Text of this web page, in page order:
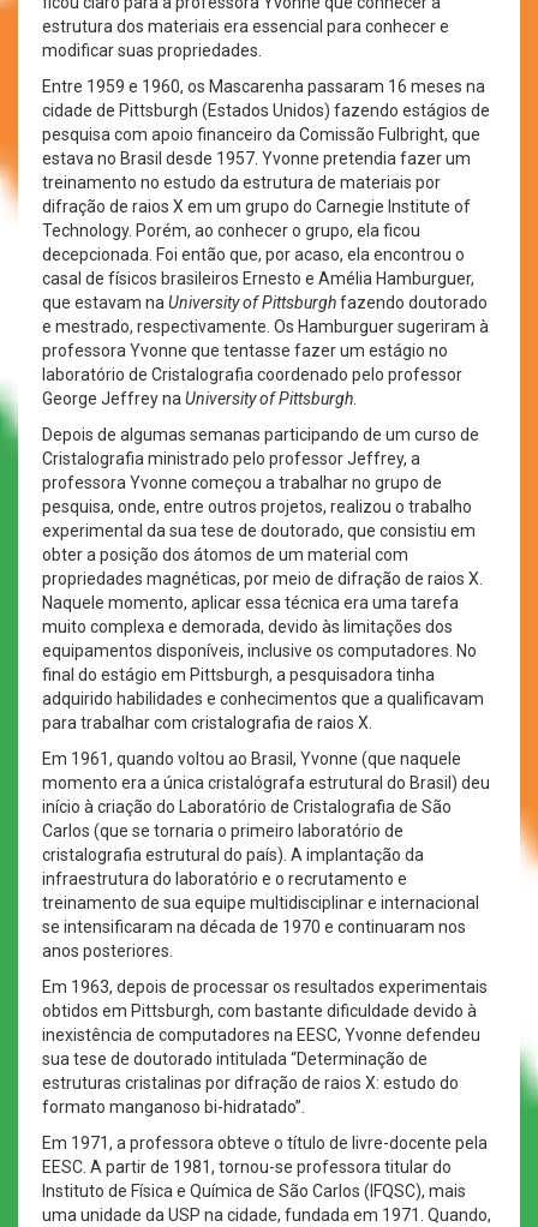
estrutura dos materiais era essencial para conhecer e
modificar suas propriedades.
Entre 1959 e 1960, os Mascarenha passaram 16 meses na
cidade de Pittsburgh (Estados Unidos) fazendo estágios de
pesquisa com apoio financeiro da Comissão Fulbright, que
estava no Brasil desde 1957. Yvonne pretendia fazer um
treinamento no estudo da estrutura de materiais por
difração de raios X em um grupo do Carnegie Institute of
Technology. Porém, ao conhecer o grupo, ela ficou
decepcionada. Foi então que, por acaso, ela encontrou o
casal de físicos brasileiros Ernesto e Amélia Hamburguer,
que estavam na University of Pittsburghfazendo doutorado
e mestrado, respectivamente. Os Hamburguer sugeriram à
professora Yvonne que tentasse fazer um estágio no
laboratório de Cristalografia coordenado pelo professor
George Jeffrey na University of Pittsburgh
Depois de algumas semanas participando de um curso de
Cristalografia ministrado pelo professor Jeffrey, a
professora Yvonne começou a trabalhar no grupo de
pesquisa, onde, entre outros projetos, realizou o trabalho
experimental da sua tese de doutorado, que consistiu em
obter a posição dos átomos de um material com
propriedades magnéticas, por meio de difração de raios X.
Naquele momento, aplicar essa técnica era uma tarefa
muito complexa e demorada, devido às limitações dos
equipamentos disponíveis, inclusive os computadores. No
final do estágio em Pittsburgh, a pesquisadora tinha
adquirido habilidades e conhecimentos que a qualificavam
para trabalhar com cristalografia de raios X.
Em 1961, quando voltou ao Brasil, Yvonne (que naquele
momento era a única cristalógrafa estrutural do Brasil) deu
início à criação do Laboratório de Cristalografia de São
Carlos (que se tornaria o primeiro laboratório de
cristalografia estrutural do país). A implantação da
infraestrutura do laboratório e o recrutamento e
treinamento de sua equipe multidisciplinar e internacional
se intensificaram na década de 1970 e continuaram nos
anos posteriores.
Em 1963, depois de processar os resultados experimentais
obtidos em Pittsburgh, com bastante dificuldade devido à
inexistência de computadores na EESC, Yvonne defendeu
sua tese de doutorado intitulada “Determinação de
estruturas cristalinas por difração de raios X: estudo do
formato manganoso bi-hidratado”.
Em 1971, a professora obteve o título de livre-docente pela
EESC. A partir de 1981, tornou-se professora titular do
Instituto de Física e Química de São Carlos (IFQSC), mais
uma unidade da USP na cidade, fundada em 1971. Quando,